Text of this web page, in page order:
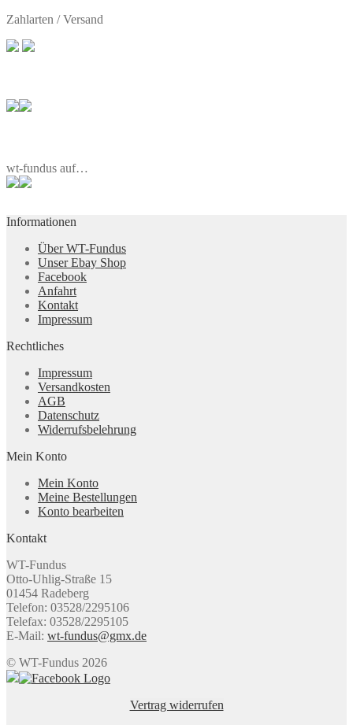
Zahlarten / Versand
wt-fundus auf…
Informationen
Über WT-Fundus
Unser Ebay Shop
Facebook
Anfahrt
Kontakt
Impressum
Rechtliches
Impressum
Versandkosten
AGB
Datenschutz
Widerrufsbelehrung
Mein Konto
Mein Konto
Meine Bestellungen
Konto bearbeiten
Kontakt
WT-Fundus
Otto-Uhlig-Straße 15
01454 Radeberg
Telefon: 03528/2295106
Telefax: 03528/2295105
E-Mail: wt-fundus@gmx.de
© WT-Fundus 2026
Vertrag widerrufen